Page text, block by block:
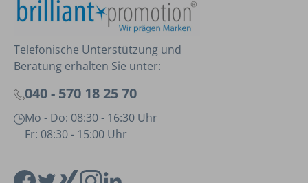
Telefonische Unterstützung und
Beratung erhalten Sie unter:
040 - 570 18 25 70
Mo - Do: 08:30 - 16:30 Uhr
Fr: 08:30 - 15:00 Uhr